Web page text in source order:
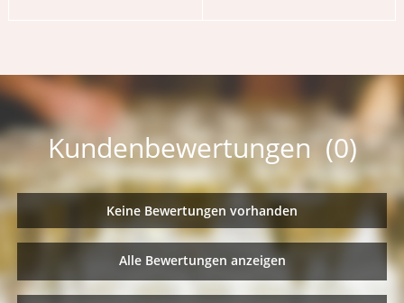
Kundenbewertungen (0)
Keine Bewertungen vorhanden
Alle Bewertungen anzeigen